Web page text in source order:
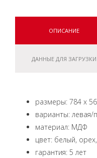
ОПИСАНИЕ
ДАННЫЕ ДЛЯ ЗАГРУЗКИ
размеры: 784 x
варианты: левая/
материал: МДФ
цвет: белый,
гарантия: 5 лет